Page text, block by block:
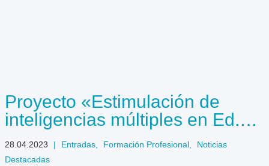
Proyecto «Estimulación de
inteligencias múltiples en Ed.
Infantil desde FP» –
AulaEmpresaCyL
28.04.2023 | Entradas Formación Profesional
Noticias
Destacadas